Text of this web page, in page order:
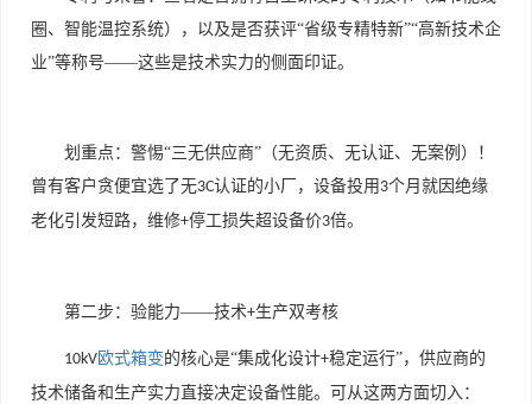
圈、智能温控系统），以及是否获评“省级专精特新”“高新技术企
业”等称号——这些是技术实力的侧面印证。
划重点：警惕“三无供应商”（无资质、无认证、无案例）！
曾有客户贪便宜选了无3C认证的小厂，设备投用 3个月就因绝缘
老化引发短路，维修+停工损失超设备价3倍。
第二步：验能力——技术+生产双考核
10kV欧式箱变的核心是“集成化设计+稳定运行”，供应商的
技术储备和生产实力直接决定设备性能。可从这两方面切入：